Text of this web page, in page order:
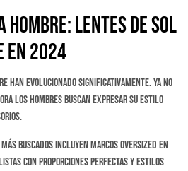
Hombre: Lentes de Sol
en 2024
han evolucionado significativamente. Ya no
los hombres buscan expresar su estilo
buscados incluyen marcos oversized en
con proporciones perfectas y estilos